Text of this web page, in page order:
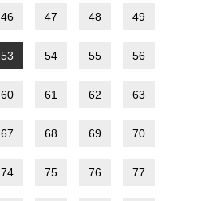
46 47 48 49
53 54 55 56
60 61 62 63
67 68 69 70
74 75 76 77